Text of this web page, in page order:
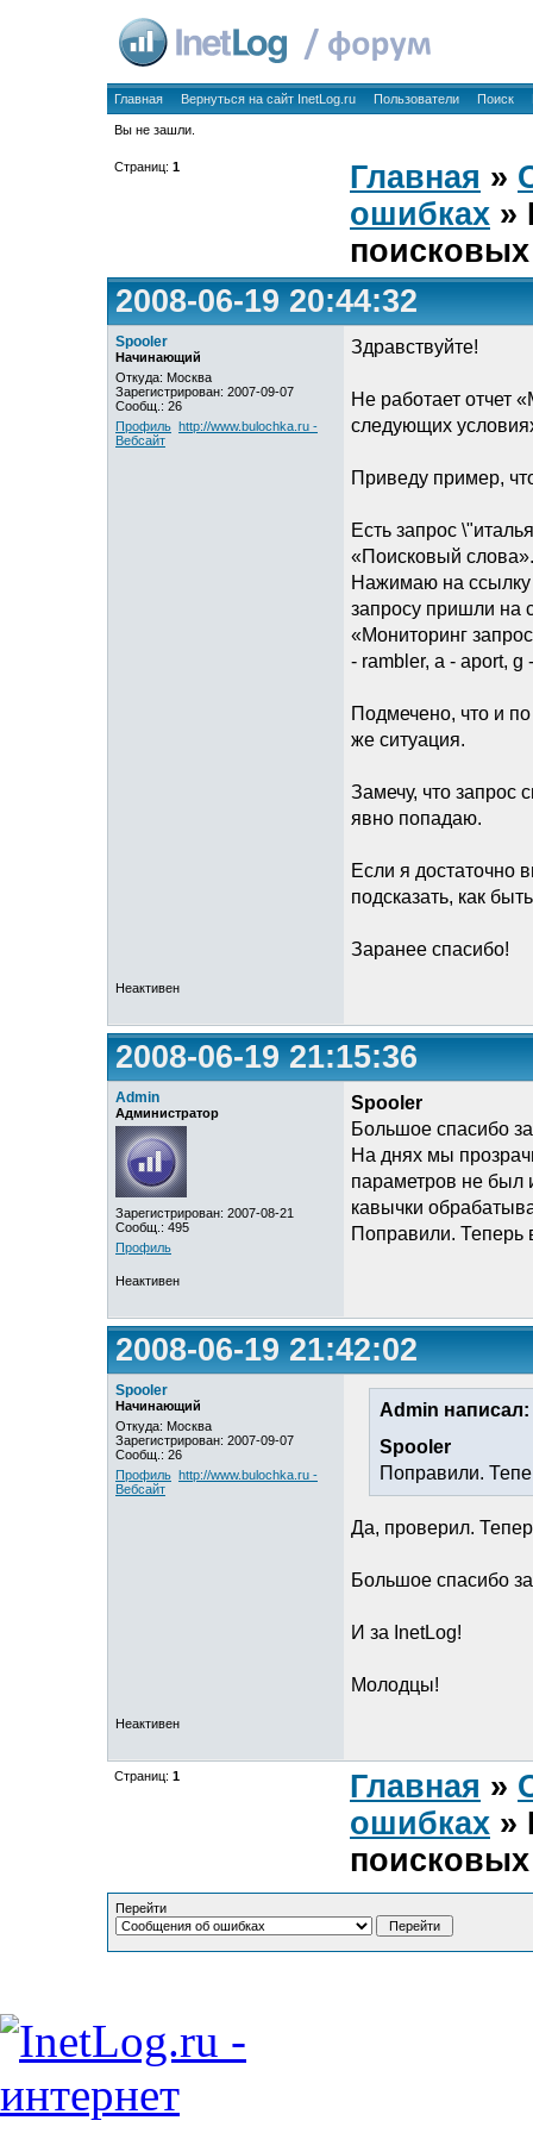
Главная Вернуться на сайт InetLog.ru Пользователи Поиск
Вы не зашли.
Страниц: 1 Главная »
ошибках »
2008-06-19 20:44:32
Spooler
Начинающий
Откуда: Москва
Зарегистрирован: 2007-09-07
Сообщ.: 26
Профиль http://www.bulochka.ru -
Вебсайт
Здравствуйте!
Не работает отчет
следующих
Приведу пример,
Есть запрос
«Поисковый слова».
Нажимаю на ссылку
запросу пришли на
«Мониторинг
- rambler, a - aport, g
Подмечено, что и
же ситуация.
Замечу, что запрос
явно попадаю.
Если я достаточно
подсказать, как
Заранее спасибо!
Неактивен
2008-06-19 21:15:36
Admin
Администратор
Зарегистрирован: 2007-08-21
Сообщ.: 495
Профиль
Spooler
Большое спасибо
На днях мы
параметров не был
кавычки
Поправили. Теперь
Неактивен
2008-06-19 21:42:02
Spooler
Начинающий
Откуда: Москва
Зарегистрирован: 2007-09-07
Сообщ.: 26
Профиль http://www.bulochka.ru -
Вебсайт
Admin написал:
Spooler
Поправили.
Да, проверил.
Большое спасибо
И за InetLog!
Молодцы!
Неактивен
Страниц: 1 Главная »
ошибках »
Перейти